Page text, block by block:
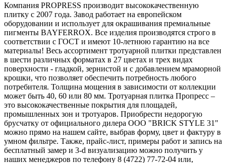
Компания PROPRESS производит высококачественную
плитку с 2007 года. Завод работает на европейском
оборудовании и использует для окрашивания премиальные
пигменты BAYFERROX. Все изделия производятся строго в
соответствии с ГОСТ и имеют 10-летнюю гарантию на все
материалы! Весь ассортимент тротуарной плитки представлен
в шести различных форматах в 27 цветах и трех видах
поверхности - гладкой, зернистой и с добавлением мраморной
крошки, что позволяет обеспечить потребность любого
потребителя. Толщина мощения в зависимости от коллекции
может быть 40, 60 или 80 мм. Тротуарная плитка Пропресс –
это высококачественные покрытия для площадей,
промышленных зон и тротуаров. Приобрести недорогую
брусчатку от официального дилера OOO "BRICK STYLE 31"
можно прямо на нашем сайте, выбрав форму, цвет и фактуру в
умном фильтре. Также, прайс-лист, примеры работ и запись на
бесплатный замер и 3-d визуализацию можно получить у
наших менеджеров по телефону 8 (4722) 77-72-04 или,